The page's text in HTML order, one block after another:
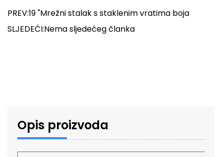
PREV:19 "Mrežni stalak s staklenim vratima boja
SLJEDEĆI:Nema sljedećeg članka
Opis proizvoda